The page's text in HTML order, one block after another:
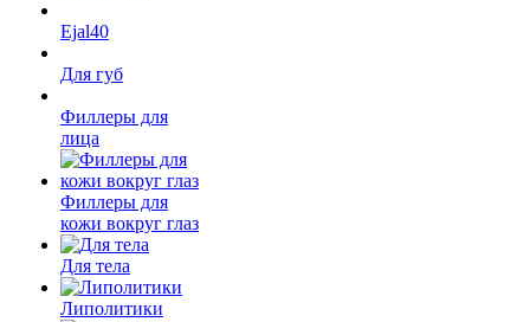
Ejal40
Для губ
Филлеры для
лица
Филлеры для
кожи вокруг глаз
Для тела